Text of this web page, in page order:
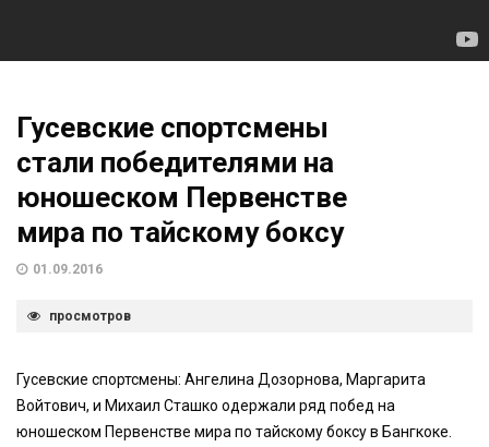
Гусевские спортсмены
стали победителями на
юношеском Первенстве
мира по тайскому боксу
01.09.2016
просмотров
Гусевские спортсмены: Ангелина Дозорнова, Маргарита
Войтович, и Михаил Сташко одержали ряд побед на
юношеском Первенстве мира по тайскому боксу в Бангкоке.